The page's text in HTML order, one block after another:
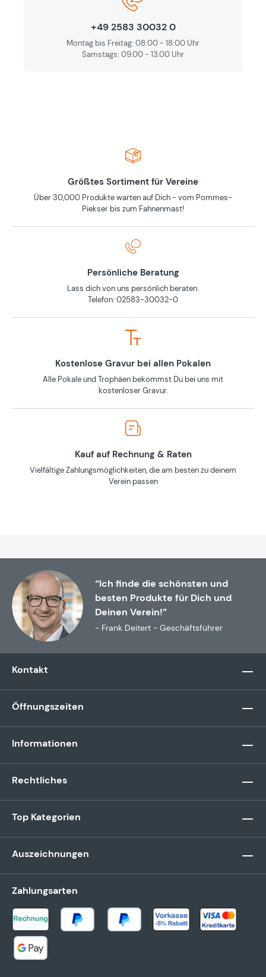
+49 2583 30032 0
Montag bis Freitag: 08:00 - 18:00 Uhr
Samstags: 09.00 - 13.00 Uhr
Größtes Sortiment für Vereine
Über 30,000 Produkte warten auf Dich - vom Pommes-
Piekser bis zum Fahnenmast!
Persönliche Beratung
Lass dich von uns persönlich beraten.
Telefon: 02583-30032-0
Kostenlose Gravur bei allen Pokalen
Alle Pokale und Trophäen bekommst Du bei uns mit
kostenloser Gravur.
Kauf auf Rechnung & Raten
Vielfältige Zahlungsmöglichkeiten, die am besten zu deinem
Verein passen
“Ich finde die schönsten und
besten Produkte für Dich und
Deinen Verein!”
- Frank Deitert - Geschäftsführer
Kontakt
Öffnungszeiten
Informationen
Rechtliches
Top Kategorien
Auszeichnungen
Zahlungsarten